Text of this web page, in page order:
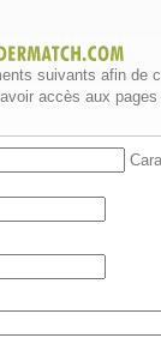
suivants afin de
accès aux